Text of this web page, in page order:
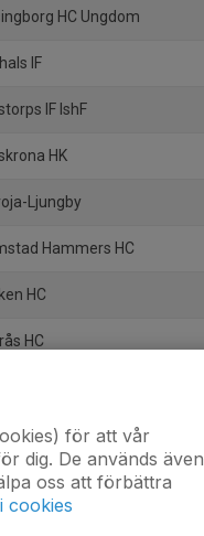
HC Ungdom
IF
IF IshF
HK
Ljungby
Hammers HC
HC
HC
IK
för att vår
dig. De används även
oss att förbättra
cookies